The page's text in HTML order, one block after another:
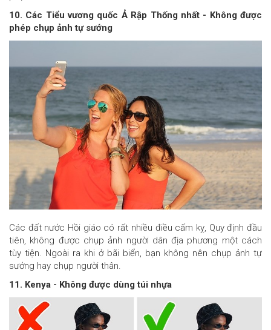
10. Các Tiểu vương quốc Ả Rập Thống nhất - Không được
phép chụp ảnh tự sướng
Các đất nước Hồi giáo có rất nhiều điều cấm kỵ, Quy định đầu
tiên, không được chụp ảnh người dân địa phương một cách
tùy tiện. Ngoài ra khi ở bãi biển, bạn không nên chụp ảnh tự
sướng hay chụp người thân.
11. Kenya - Không được dùng túi nhựa